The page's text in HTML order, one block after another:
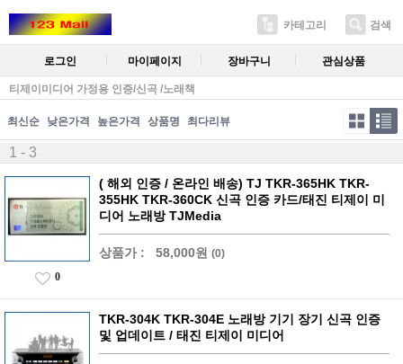
카테고리 검색
로그인 마이페이지 장바구니 관심상품
티제이미디어 가정용 인증/신곡 /노래책
최신순 낮은가격 높은가격 상품명 최다리뷰
1 - 3
( 해외 인증 / 온라인 배송) TJ TKR-365HK TKR-
355HK TKR-360CK 신곡 인증 카드/태진 티제이 미
디어 노래방 TJMedia
상품가 : 58,000원 (0)
0
TKR-304K TKR-304E 노래방 기기 장기 신곡 인증
및 업데이트 / 태진 티제이 미디어